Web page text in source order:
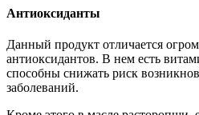
Антиоксиданты
Данный продукт отличается
антиоксидантов. В нем есть
способны снижать риск
заболеваний.